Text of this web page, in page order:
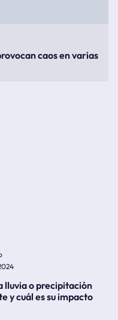
caos en varias
lluvia o precipitación
y cuál es su impacto